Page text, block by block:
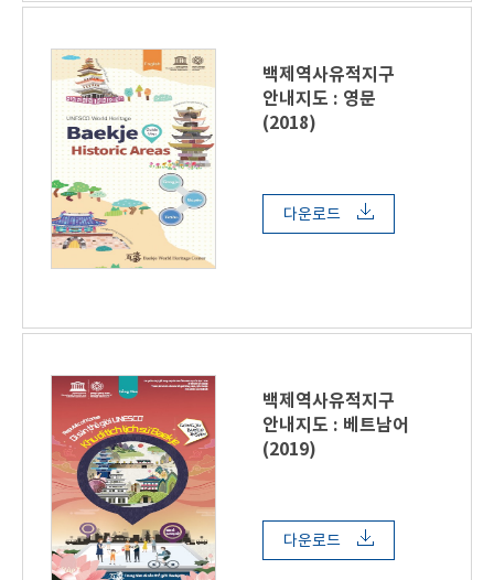
백제역사유적지구
안내지도 : 영문
(2018)
다운로드
백제역사유적지구
안내지도 : 베트남어
(2019)
다운로드